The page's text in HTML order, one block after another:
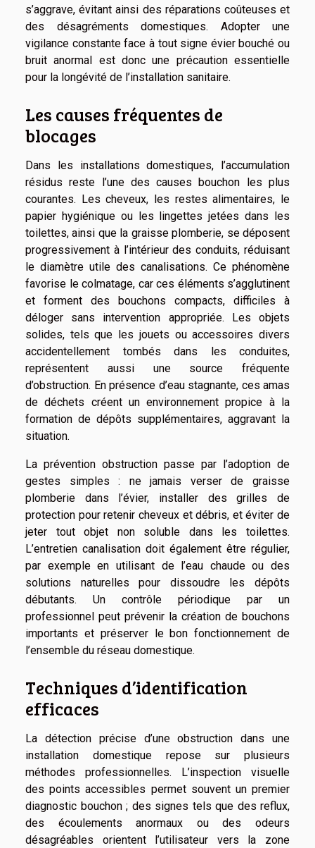
s’aggrave, évitant ainsi des réparations coûteuses et
des désagréments domestiques. Adopter une
vigilance constante face à tout signe évier bouché ou
bruit anormal est donc une précaution essentielle
pour la longévité de l’installation sanitaire.
Les causes fréquentes de
blocages
Dans les installations domestiques, l’accumulation
résidus reste l’une des causes bouchon les plus
courantes. Les cheveux, les restes alimentaires, le
papier hygiénique ou les lingettes jetées dans les
toilettes, ainsi que la graisse plomberie, se déposent
progressivement à l’intérieur des conduits, réduisant
le diamètre utile des canalisations. Ce phénomène
favorise le colmatage, car ces éléments s’agglutinent
et forment des bouchons compacts, difficiles à
déloger sans intervention appropriée. Les objets
solides, tels que les jouets ou accessoires divers
accidentellement tombés dans les conduites,
représentent aussi une source fréquente
d’obstruction. En présence d’eau stagnante, ces amas
de déchets créent un environnement propice à la
formation de dépôts supplémentaires, aggravant la
situation.
La prévention obstruction passe par l’adoption de
gestes simples : ne jamais verser de graisse
plomberie dans l’évier, installer des grilles de
protection pour retenir cheveux et débris, et éviter de
jeter tout objet non soluble dans les toilettes.
L’entretien canalisation doit également être régulier,
par exemple en utilisant de l’eau chaude ou des
solutions naturelles pour dissoudre les dépôts
débutants. Un contrôle périodique par un
professionnel peut prévenir la création de bouchons
importants et préserver le bon fonctionnement de
l’ensemble du réseau domestique.
Techniques d’identification
efficaces
La détection précise d’une obstruction dans une
installation domestique repose sur plusieurs
méthodes professionnelles. L’inspection visuelle
des points accessibles permet souvent un premier
diagnostic bouchon ; des signes tels que des reflux,
des écoulements anormaux ou des odeurs
désagréables orientent l’utilisateur vers la zone